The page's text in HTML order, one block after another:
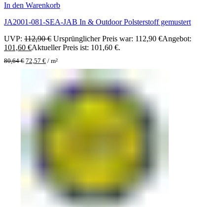
In den Warenkorb
JA2001-081-SEA-JAB In & Outdoor Polsterstoff gemustert
UVP: 112,90€ Ursprünglicher Preis war: 112,90 €Angebot:
101,60 €Aktueller Preis ist: 101,60 €.
80,64€ 72,57 € / m²